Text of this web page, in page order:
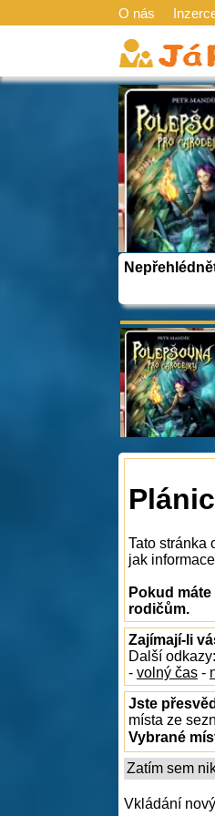
O nás
Tato stránka
jak
Pokud
rodičům.
Zajímají-li
Další odkazy:
- volný čas -
Jste
místa ze
Vybrané
Zatím sem
Vkládání